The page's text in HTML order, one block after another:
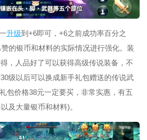
升级到+6即可，+6之前成功率百分之
的银币和材料的实际情况进行强化。装
，人品好了可以获得高级传说装备，不
级以后可以换成新手礼包赠送的传说武
包价格38元一定要买，非常实惠，有五
及大量银币和材料)。